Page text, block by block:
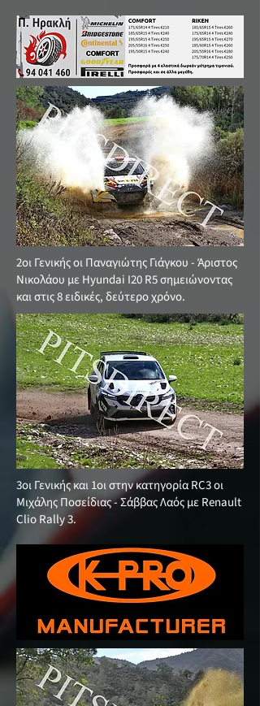
2οι Γενικής οι Παναγιώτης Γιάγκου - Άριστος
Νικολάου με Hyundai Ι20 R5 σημειώνοντας
και στις 8 ειδικές, δεύτερο χρόνο.
3οι Γενικής και 1οι στην κατηγορία RC3 οι
Μιχάλης Ποσείδιας - Σάββας Λαός με Renault
Clio Rally 3.